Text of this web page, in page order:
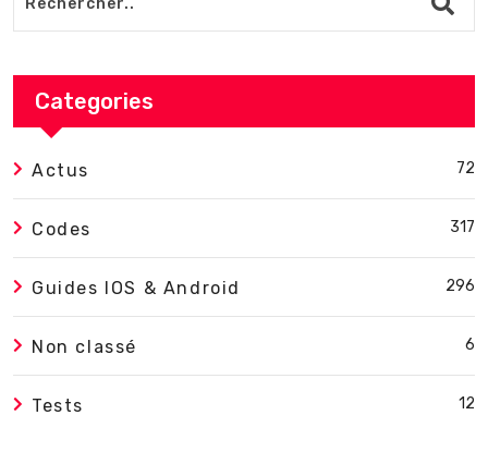
Categories
Actus 72
Codes 317
Guides IOS & Android 296
Non classé 6
Tests 12